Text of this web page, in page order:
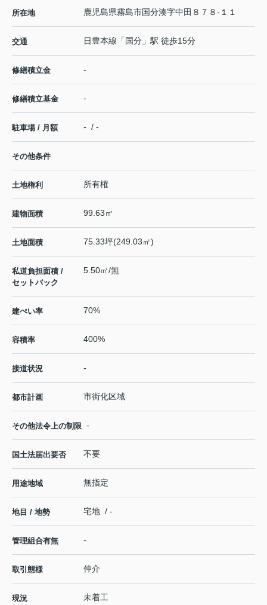
所在地 鹿児島県霧島市国分湊字中田８７８-１１
交通 日豊本線 「 国分 」駅 徒歩15分
修繕積立金 -
修繕積立基金 -
駐車場 / 月額 - / -
その他条件
土地権利 所有権
建物面積 99.63㎡
土地面積 75.33坪(249.03㎡)
私道負担面積 /
セットバック
5.50㎡/無
建ぺい率 70%
容積率 400%
接道状況 -
都市計画 市街化区域
その他法令上の制限 -
国土法届出要否 不要
用途地域 無指定
地目 / 地勢 宅地 / -
管理組合有無 -
取引態様 仲介
現況 未着工